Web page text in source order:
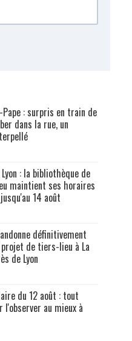
: surpris en train de
dans la rue, un
: la bibliothèque de
maintient ses horaires
14 août
définitivement
de tiers-lieu à La
de Lyon
du 12 août : tout
l'observer au mieux à